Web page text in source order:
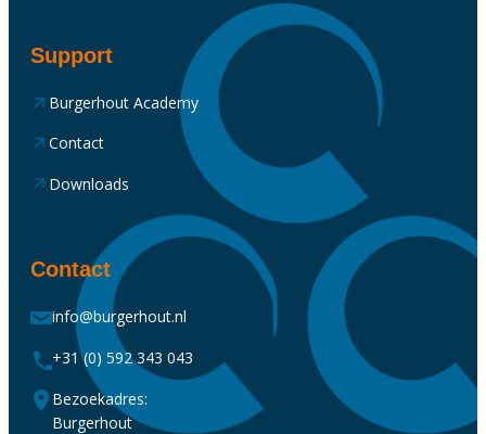
Support
Burgerhout Academy
Contact
Downloads
Contact
info@burgerhout.nl
+31 (0) 592 343 043
Bezoekadres:
Burgerhout